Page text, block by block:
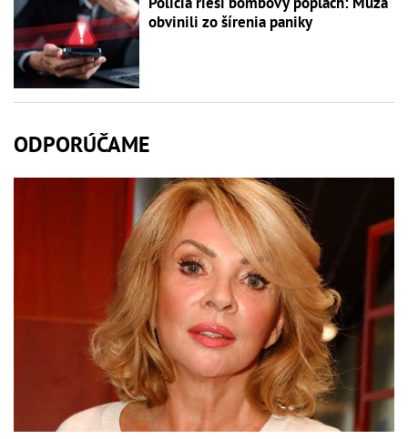
obvinili zo šírenia paniky
ODPORÚČAME